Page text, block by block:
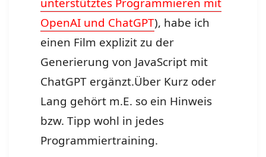
OpenAI und ChatGPT), habe ich
einen Film explizit zu der
Generierung von JavaScript mit
ChatGPT ergänzt.Über Kurz oder
Lang gehört m.E. so ein Hinweis
bzw. Tipp wohl in jedes
Programmiertraining.